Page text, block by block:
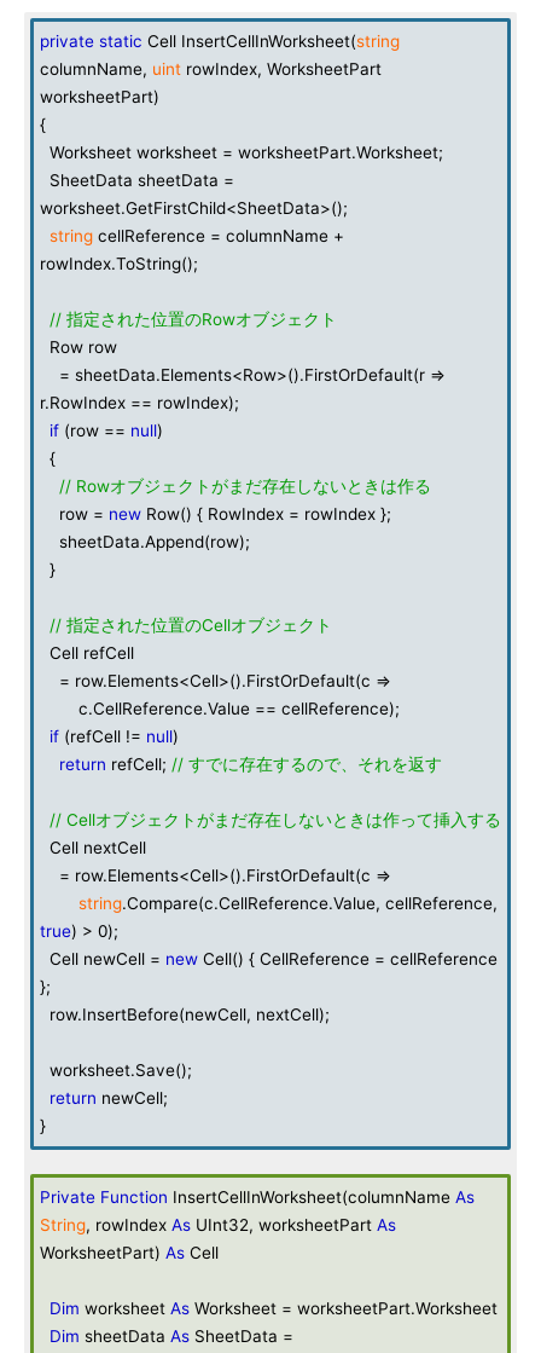
private static Cell InsertCellInWorksheet(string
columnName, uint rowIndex, WorksheetPart
worksheetPart)
{
Worksheet worksheet = worksheetPart.Worksheet;
SheetData sheetData =
worksheet.GetFirstChild<SheetData>();
string cellReference = columnName +
rowIndex.ToString();
// 指定された位置のRowオブジェクト
Row row
= sheetData.Elements<Row>().FirstOrDefault(r =>
r.RowIndex == rowIndex);
if (row == null)
{
// Rowオブジェクトがまだ存在しないときは作る
row = new Row() { RowIndex = rowIndex };
sheetData.Append(row);
}
// 指定された位置のCellオブジェクト
Cell refCell
= row.Elements<Cell>().FirstOrDefault(c =>
c.CellReference.Value == cellReference);
if (refCell != null)
return refCell; // すでに存在するので、それを返す
// Cellオブジェクトがまだ存在しないときは作って挿入する
Cell nextCell
= row.Elements<Cell>().FirstOrDefault(c =>
string.Compare(c.CellReference.Value, cellReference,
true) > 0);
Cell newCell = new Cell() { CellReference = cellReference
};
row.InsertBefore(newCell, nextCell);
worksheet.Save();
return newCell;
}
Private Function InsertCellInWorksheet(columnName As
String, rowIndex As UInt32, worksheetPart As
WorksheetPart) As Cell
Dim worksheet As Worksheet = worksheetPart.Worksheet
Dim sheetData As SheetData =